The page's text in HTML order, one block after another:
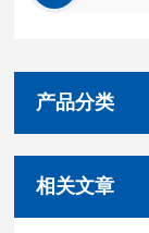
产品分类
相关文章